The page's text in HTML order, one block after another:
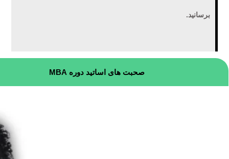
برسانید.
صحبت های اساتید دوره MBA